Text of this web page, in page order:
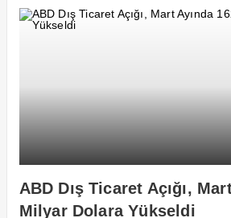
ABD Dış Ticaret Açığı,
Milyar Dolara Yükseldi